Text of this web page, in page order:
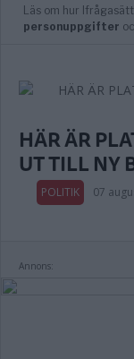
HÄR ÄR
UT TILL NY
POLITIK 07
Annons: